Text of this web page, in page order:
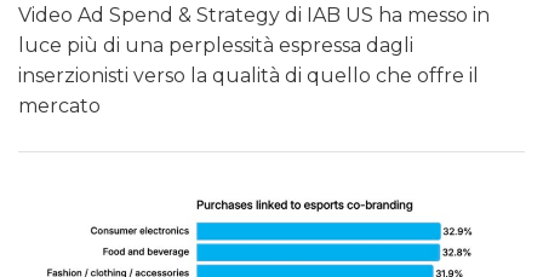
Video Ad Spend & Strategy di IAB US ha messo in
luce più di una perplessità espressa dagli
inserzionisti verso la qualità di quello che offre il
mercato